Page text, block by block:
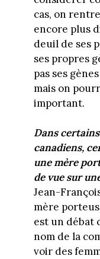
cas, on
encore plus
deuil de ses
ses propres
pas ses
mais on
important.
Dans
canadiens,
une mère
de vue sur
Jean-
mère
est un débat
nom de la
voir des